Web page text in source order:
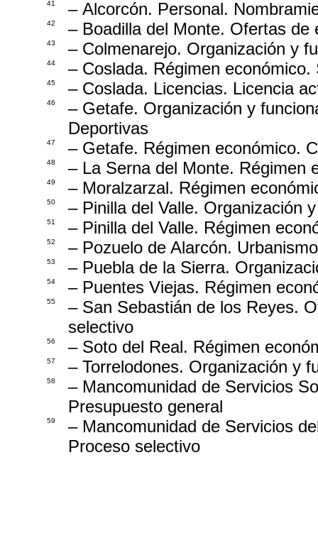
41 – Alcorcón. Personal.
42 – Boadilla del Monte. Ofertas de
43 – Colmenarejo. Organización y
44 – Coslada. Régimen
45 – Coslada. Licencias. Licencia
46
– Getafe. Organización y
Deportivas
47 – Getafe. Régimen económico.
48 – La Serna del Monte. Régimen
49 – Moralzarzal. Régimen
50 – Pinilla del Valle. Organización
51 – Pinilla del Valle. Régimen
52 – Pozuelo de Alarcón.
53 – Puebla de la Sierra.
54 – Puentes Viejas. Régimen
55
– San Sebastián de los Reyes.
selectivo
56 – Soto del Real. Régimen
57 – Torrelodones. Organización y
58
– Mancomunidad de Servicios
Presupuesto general
59
– Mancomunidad de Servicios
Proceso selectivo